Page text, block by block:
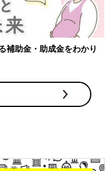
補助金・助成金をわかり